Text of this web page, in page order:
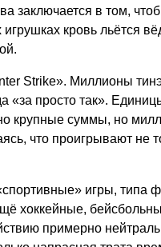
заключается в том,
кровь льётся
Strike». Миллионы
«за просто так».
крупные суммы, но
что проигрывают не
игры, типа
хоккейные,
примерно